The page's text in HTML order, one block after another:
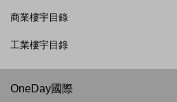
商業樓宇目錄
工業樓宇目錄
OneDay國際